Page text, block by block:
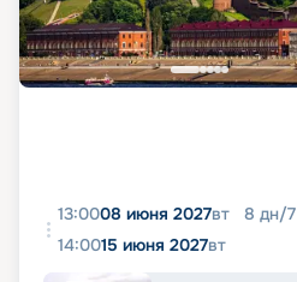
13:0008 июня 2027вт 8 дн/7
14:0015 июня 2027вт